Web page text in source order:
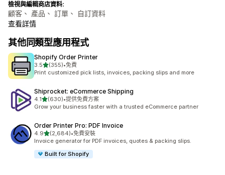
檢視與編輯商店資料:
顧客、 產品、 訂單、 自訂資料
查看詳情
其他同類型應用程式
Shopify Order Printer
3.5滿分 5 顆星
(355)
共有 355 則評價
•免費
Print customized pick lists, invoices, packing slips and more
Shiprocket: eCommerce Shipping
4.1滿分 5 顆星
(630)
共有 630 則評價
•提供免費方案
Grow your business faster with a trusted eCommerce partner
Order Printer Pro: PDF Invoice
4.9滿分 5 顆星
(2,684)
共有 2684 則評價
•免費安裝
Invoice generator for PDF invoices, quotes & packing slips.
Built for Shopify